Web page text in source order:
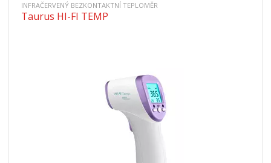
INFRAČERVENÝ BEZKONTAKTNÍ TEPLOMĚR
Taurus HI-FI TEMP